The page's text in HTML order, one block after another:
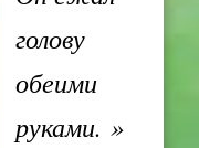
голову
обеими
руками. »